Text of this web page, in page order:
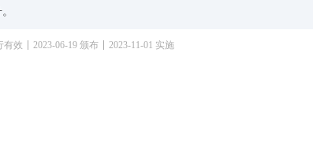
首先明确了湿地生态修复应遵循的原则，包括但不限于生态
修复工作时都必须考虑到对原有生态环境的影响最小化，并
有效 2023-06-19 颁布 2023-11-01 实施